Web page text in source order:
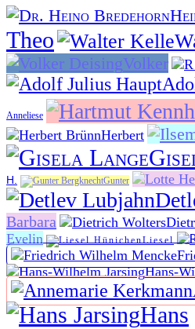
Theo
Volker
Anneliese
Herbert
H.
Gunter
Barbara
Evelin
Liesel
Hans-
Hans